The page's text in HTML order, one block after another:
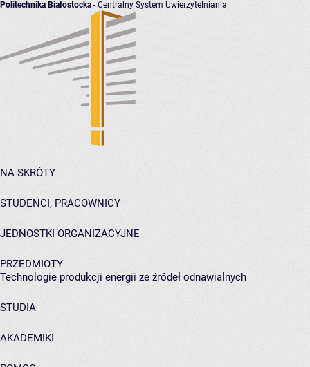
Politechnika Białostocka - Centralny System Uwierzytelniania
NA SKRÓTY
STUDENCI, PRACOWNICY
JEDNOSTKI ORGANIZACYJNE
PRZEDMIOTY
Technologie produkcji energii ze źródeł odnawialnych
STUDIA
AKADEMIKI